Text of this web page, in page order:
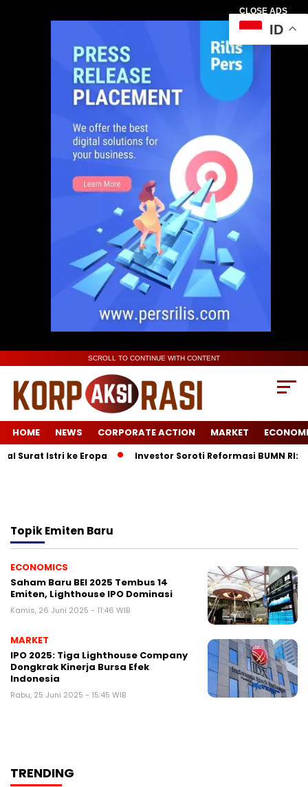
CLOSE ADS
SCROLL TO CONTINUE WITH CONTENT
HOME NEWS CORPORATE ACTION MARKET
Surat Istri ke Eropa Investor Soroti Reformasi BUMN RI:
TopikEmiten Baru
ECONOMICS
Saham Baru BEI 2025 Tembus 14
Emiten, Lighthouse IPO Dominasi
Kamis, 26 Juni 2025 - 11:46 WIB
MARKET
IPO 2025: Tiga Lighthouse Company
Dongkrak Kinerja Bursa Efek
Indonesia
Rabu, 25 Juni 2025 - 15:45 WIB
TRENDING
ID